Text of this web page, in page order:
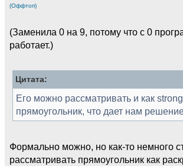
(Оффтоп)
(Заменила 0 на 9, потому что с 0
работает.)
Цитата:
Его можно рассматривать и как
прямоугольник, что дает нам
Формально можно, но как-то немного
рассматривать прямоугольник как